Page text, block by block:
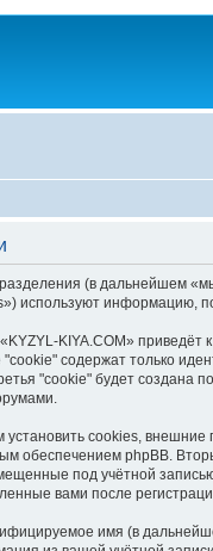
(в дальнейшем
используют
KIYA.COM»
содержат только
"cookie" будет
cookies,
обеспечением phpBB.
под учётной
вами после
имя (в